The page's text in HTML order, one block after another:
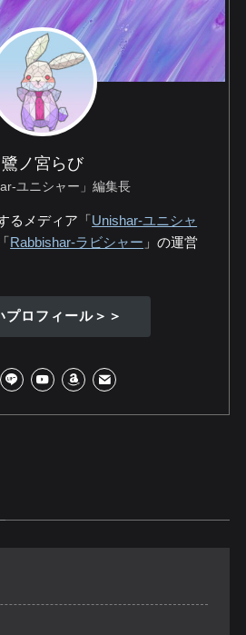
鷺ノ宮らび
ユニシャー」編集長
るメディア「Unishar-ユニシャ
Rabbishar-ラビシャー 」の運営
プロフィール＞＞